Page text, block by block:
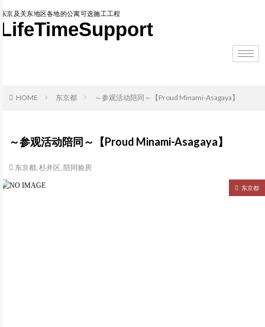
东京及关东地区各地的公寓可选施工工程
LifeTimeSupport
HOME 东京都 ～参观活动陪同～【Proud Minami-Asagaya】
～参观活动陪同～【Proud Minami-Asagaya】
东京都, 杉并区, 陪同验房
东京都